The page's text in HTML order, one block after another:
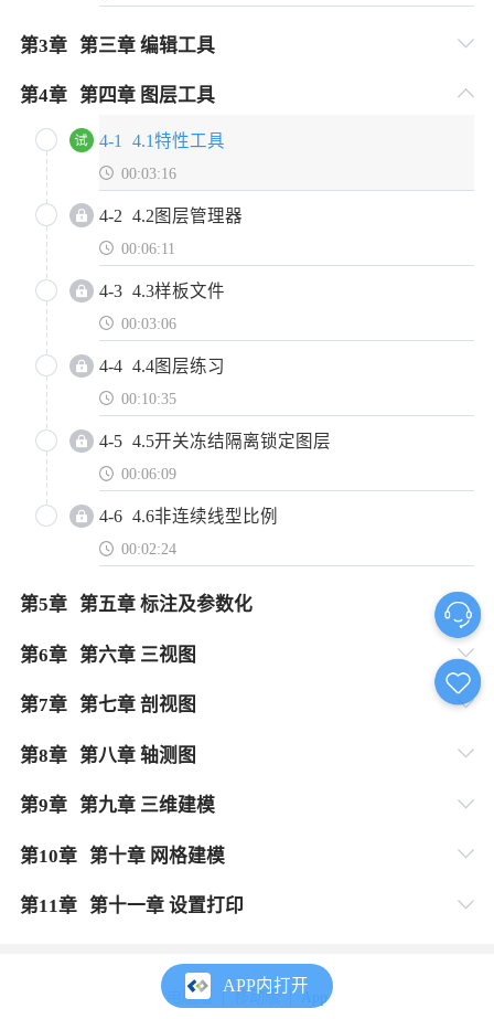
第3章 第三章 编辑工具
第4章 第四章 图层工具
4-1 4.1特性工具
00:03:16
4-2 4.2图层管理器
00:06:11
4-3 4.3样板文件
00:03:06
4-4 4.4图层练习
00:10:35
4-5 4.5开关冻结隔离锁定图层
00:06:09
4-6 4.6非连续线型比例
00:02:24
第5章 第五章 标注及参数化
第6章 第六章 三视图
第7章 第七章 剖视图
第8章 第八章 轴测图
第9章 第九章 三维建模
第10章 第十章 网格建模
第11章 第十一章 设置打印
APP内打开
电脑版 移动版 App